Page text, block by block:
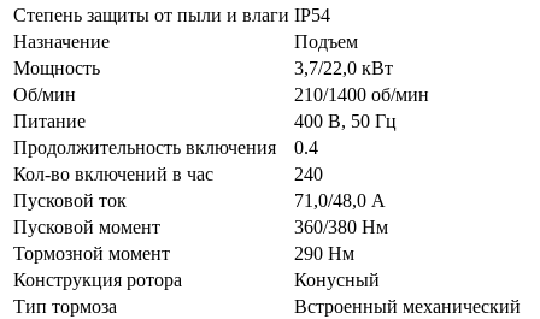
Степень защиты от пыли и влаги IP54
Назначение
Подъем
Мощность
3,7/22,0 кВт
Об/мин
210/1400 об/мин
Питание
400 В, 50 Гц
Продолжительность включения
0.4
Кол-во включений в час
240
Пусковой ток
71,0/48,0 А
Пусковой момент
360/380 Нм
Тормозной момент
290 Нм
Конструкция ротора
Конусный
Тип тормоза
Встроенный механический